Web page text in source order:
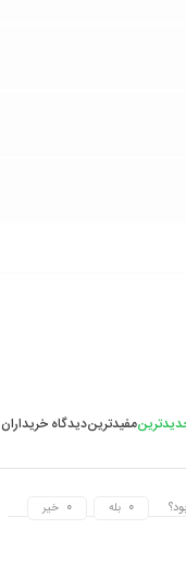
مفیدتریندیدگاه خریداران
بله خیر